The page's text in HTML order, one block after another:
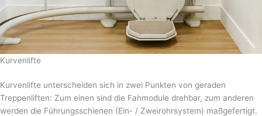
Kurvenlifte
Kurvenlifte unterscheiden sich in zwei Punkten von geraden
Treppenliften: Zum einen sind die Fahmodule drehbar, zum anderen
werden die Führungsschienen (Ein- / Zweirohrsystem) maßgefertigt.